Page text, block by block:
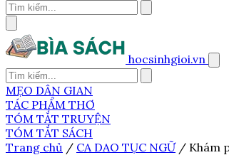
hocsinhgioi.vn
MẸO DÂN GIAN
TÁC PHẨM THƠ
TÓM TẮT TRUYỆN
TÓM TẮT SÁCH
Trang chủ / CA DAO TỤC NGỮ / Khám